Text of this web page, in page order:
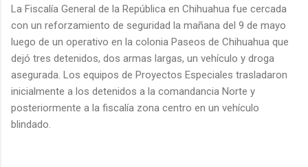
La Fiscalía General de la República en Chihuahua fue cercada
con un reforzamiento de seguridad la mañana del 9 de mayo
luego de un operativo en la colonia Paseos de Chihuahua que
dejó tres detenidos, dos armas largas, un vehículo y droga
asegurada. Los equipos de Proyectos Especiales trasladaron
inicialmente a los detenidos a la comandancia Norte y
posteriormente a la fiscalía zona centro en un vehículo
blindado.